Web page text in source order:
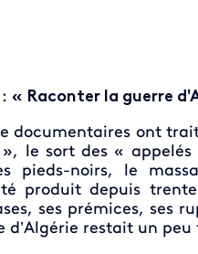
: « Raconter la guerre
documentaires ont
le sort des «
pieds-noirs, le
produit depuis
ses prémices, ses
d’Algérie restait un peu